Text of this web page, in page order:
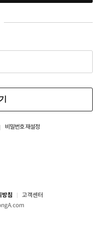
비밀번호 재설정
방침
고객센터